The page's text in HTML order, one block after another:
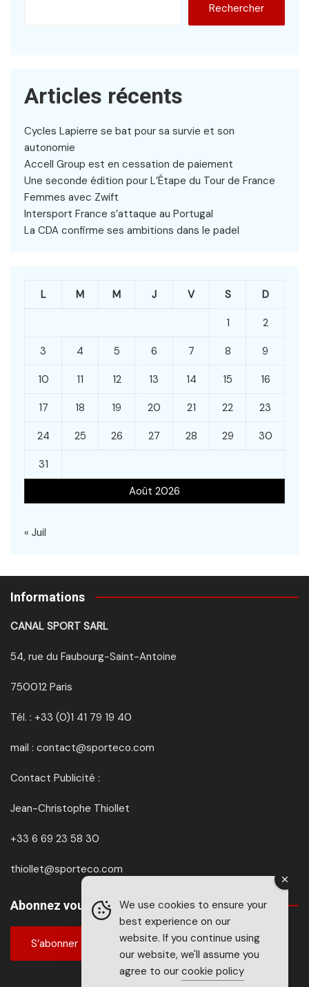
Rechercher
Articles récents
Cycles Lapierre se bat pour sa survie et son
autonomie
Accell Group est en cessation de paiement
Une seconde édition pour L’Étape du Tour de France
Femmes avec Zwift
Intersport France s’attaque au Portugal
La CDA confirme ses ambitions dans le padel
Août 2026
L M M J V S D
1 2
3 4 5 6 7 8 9
10 11 12 13 14 15 16
17 18 19 20 21 22 23
24 25 26 27 28 29 30
31
« Juil
Informations
CANAL SPORT SARL
54, rue du Faubourg-Saint-Antoine
750012 Paris
Tél. : +33 (0)1 41 79 19 40
mail : contact@sporteco.com
Contact Publicité :
Jean-Christophe Thiollet
+33 6 69 23 58 30
thiollet@sporteco.com
Abonnez vous à SPORTéco & BIKEéco
S’abonner
We use cookies to ensure your
best experience on our
website. If you continue using
our website, we'll assume you
agree to our cookie policy